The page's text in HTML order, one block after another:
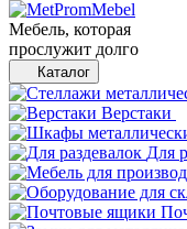
Мебель, которая
прослужит долго
Каталог
Верстаки
Для